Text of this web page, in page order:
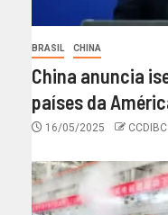
BRASIL CHINA
China anuncia
países da
16/05/2025 CCDIBC